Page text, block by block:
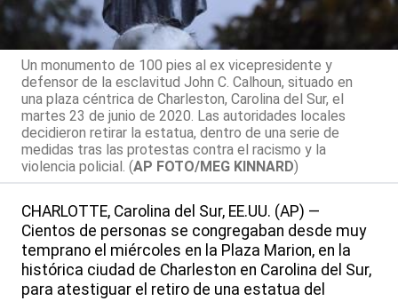
Un monumento de 100 pies al ex vicepresidente y
defensor de la esclavitud John C. Calhoun, situado en
una plaza céntrica de Charleston, Carolina del Sur, el
martes 23 de junio de 2020. Las autoridades locales
decidieron retirar la estatua, dentro de una serie de
medidas tras las protestas contra el racismo y la
violencia policial. (AP FOTO/MEG KINNARD)
CHARLOTTE, Carolina del Sur, EE.UU. (AP) —
Cientos de personas se congregaban desde muy
temprano el miércoles en la Plaza Marion, en la
histórica ciudad de Charleston en Carolina del Sur,
para atestiguar el retiro de una estatua del